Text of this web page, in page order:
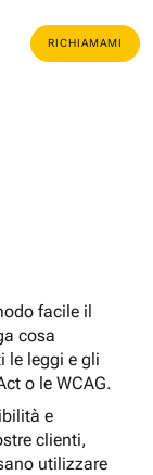
RICHIAMAMI
facile il
cosa
le leggi e gli
o le WCAG.
e
clienti,
utilizzare